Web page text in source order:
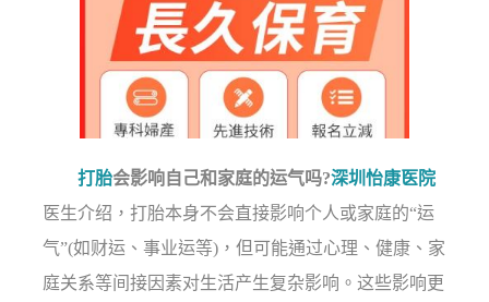
打胎会影响自己和家庭的运气吗?深圳怡康医院
医生介绍，打胎本身不会直接影响个人或家庭的“运
气”(如财运、事业运等)，但可能通过心理、健康、家
庭关系等间接因素对生活产生复杂影响。这些影响更